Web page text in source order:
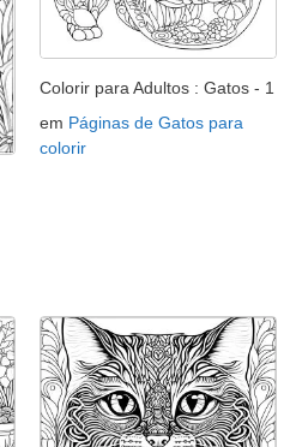
Colorir para Adultos : Gatos - 1
em Páginas de Gatos para
colorir